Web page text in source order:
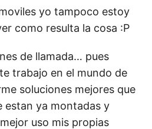
yo tampoco estoy
como resulta la cosa :P
de llamada… pues
trabajo en el mundo de
soluciones mejores que
estan ya montadas y
uso mis propias